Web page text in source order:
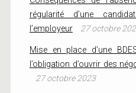
régularité d’une
l’employeur
27 octobre
Mise en place d’une
l’obligation d’ouvrir des
27 octobre 2023